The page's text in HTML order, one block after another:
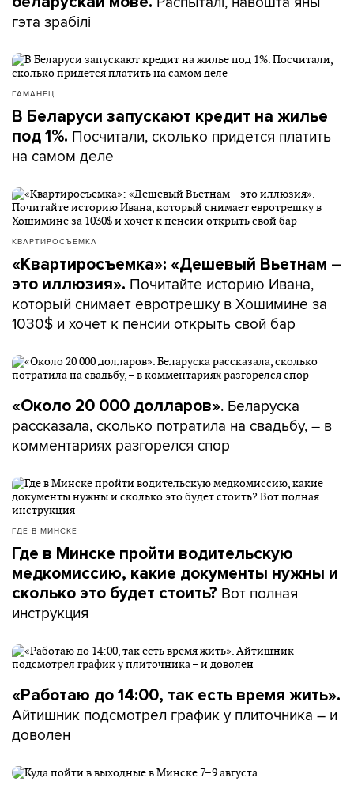
гэта зрабілі
ГАМАНЕЦ
В Беларуси запускают кредит на жилье
под 1%. Посчитали, сколько придется платить
на самом деле
КВАРТИРОСЪЕМКА
«Квартиросъемка»: «Дешевый Вьетнам –
это иллюзия». Почитайте историю Ивана,
который снимает евротрешку в Хошимине за
1030$ и хочет к пенсии открыть свой бар
«Около 20 000 долларов». Беларуска
рассказала, сколько потратила на свадьбу, – в
комментариях разгорелся спор
ГДЕ В МИНСКЕ
Где в Минске пройти водительскую
медкомиссию, какие документы нужны и
сколько это будет стоить? Вот полная
инструкция
«Работаю до 14:00, так есть время жить».
Айтишник подсмотрел график у плиточника – и
доволен